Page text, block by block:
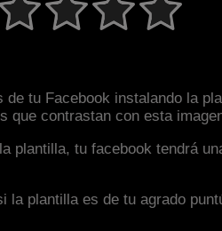
de tu Facebook instalando la
que contrastan con esta
plantilla, tu facebook tendrá
la plantilla es de tu agrado